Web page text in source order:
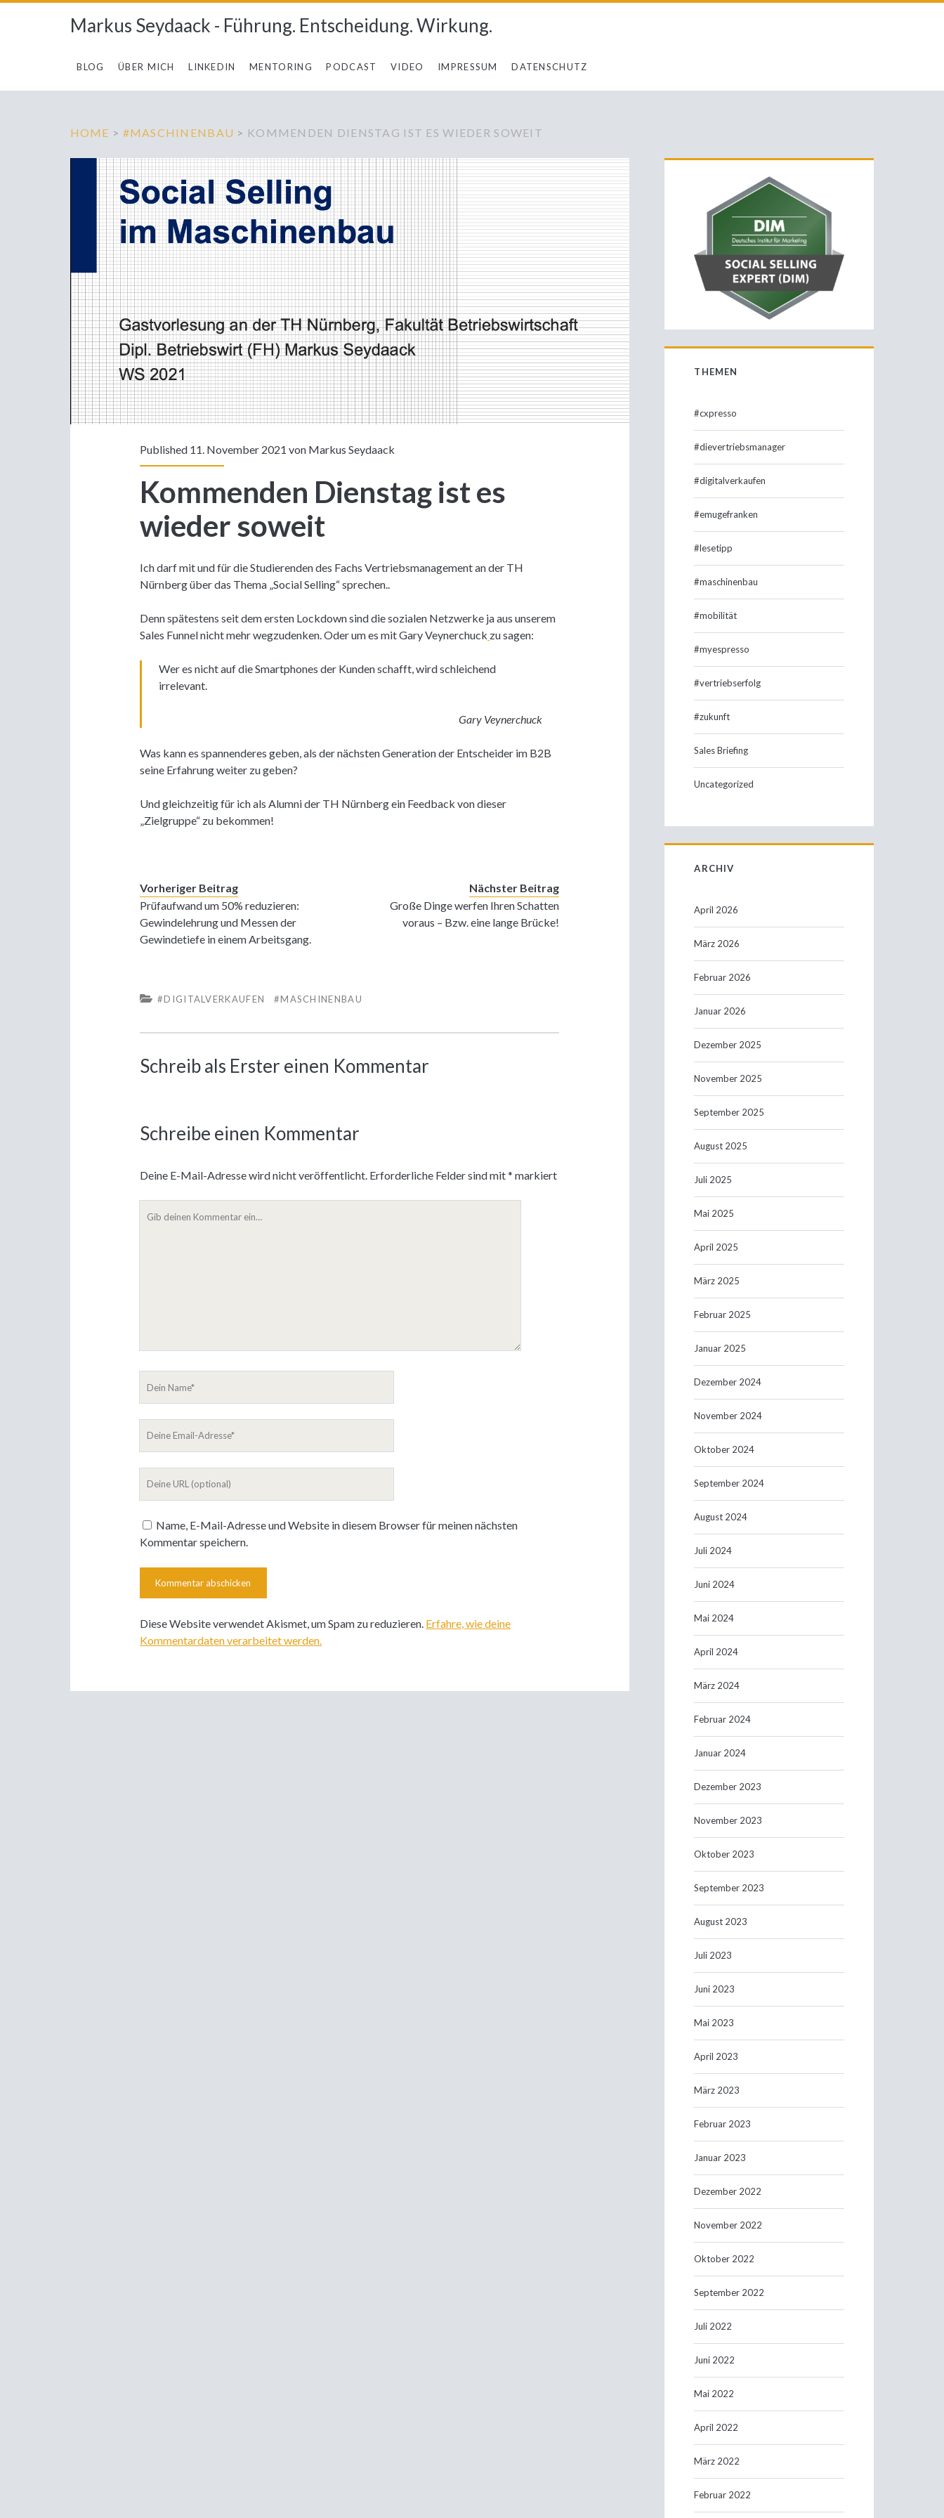
Markus Seydaack - Führung. Entscheidung. Wirkung.
BLOG ÜBER MICH LINKEDIN MENTORING PODCAST VIDEO IMPRESSUM DATENSCHUTZ
HOME > #MASCHINENBAU > KOMMENDEN DIENSTAG IST ES WIEDER SOWEIT
Published 11. November 2021 von Markus Seydaack
Kommenden Dienstag ist es
wieder soweit
Ich darf mit und für die Studierenden des Fachs Vertriebsmanagement an der TH
Nürnberg über das Thema „Social Selling“ sprechen..
Denn spätestens seit dem ersten Lockdown sind die sozialen Netzwerke ja aus unserem
Sales Funnel nicht mehr wegzudenken. Oder um es mit Gary Veynerchuck zu sagen:
Wer es nicht auf die Smartphones der Kunden schafft, wird schleichend
irrelevant.
Gary Veynerchuck
Was kann es spannenderes geben, als der nächsten Generation der Entscheider im B2B
seine Erfahrung weiter zu geben?
Und gleichzeitig für ich als Alumni der TH Nürnberg ein Feedback von dieser
„Zielgruppe“ zu bekommen!
Vorheriger Beitrag
Prüfaufwand um 50% reduzieren:
Gewindelehrung und Messen der
Gewindetiefe in einem Arbeitsgang.
Nächster Beitrag
Große Dinge werfen Ihren Schatten
voraus – Bzw. eine lange Brücke!
#DIGITALVERKAUFEN #MASCHINENBAU
Schreib als Erster einen Kommentar
Schreibe einen Kommentar
Deine E-Mail-Adresse wird nicht veröffentlicht. Erforderliche Felder sind mit* markiert
Name
Name, E-Mail-Adresse und Website in diesem Browser für meinen nächsten
Kommentar speichern.
Diese Website verwendet Akismet, um Spam zu reduzieren. Erfahre, wie deine
Kommentardaten verarbeitet werden.
Primäre
Sidebar
THEMEN
#cxpresso
#dievertriebsmanager
#digitalverkaufen
#emugefranken
#lesetipp
#maschinenbau
#mobilität
#myespresso
#vertriebserfolg
#zukunft
Sales Briefing
Uncategorized
ARCHIV
April 2026
März 2026
Februar 2026
Januar 2026
Dezember 2025
November 2025
September 2025
August 2025
Juli 2025
Mai 2025
April 2025
März 2025
Februar 2025
Januar 2025
Dezember 2024
November 2024
Oktober 2024
September 2024
August 2024
Juli 2024
Juni 2024
Mai 2024
April 2024
März 2024
Februar 2024
Januar 2024
Dezember 2023
November 2023
Oktober 2023
September 2023
August 2023
Juli 2023
Juni 2023
Mai 2023
April 2023
März 2023
Februar 2023
Januar 2023
Dezember 2022
November 2022
Oktober 2022
September 2022
Juli 2022
Juni 2022
Mai 2022
April 2022
März 2022
Februar 2022